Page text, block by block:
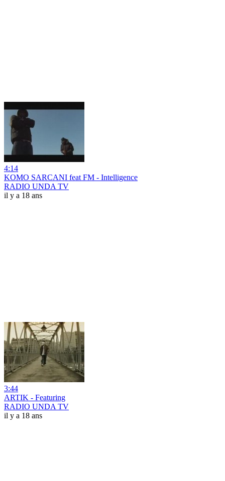
4:14
KOMO SARCANI feat FM - Intelligence
RADIO UNDA TV
il y a 18 ans
3:44
ARTIK - Featuring
RADIO UNDA TV
il y a 18 ans